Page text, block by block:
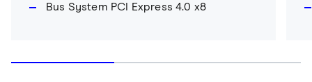
Bus System PCI Express 4.0 x8